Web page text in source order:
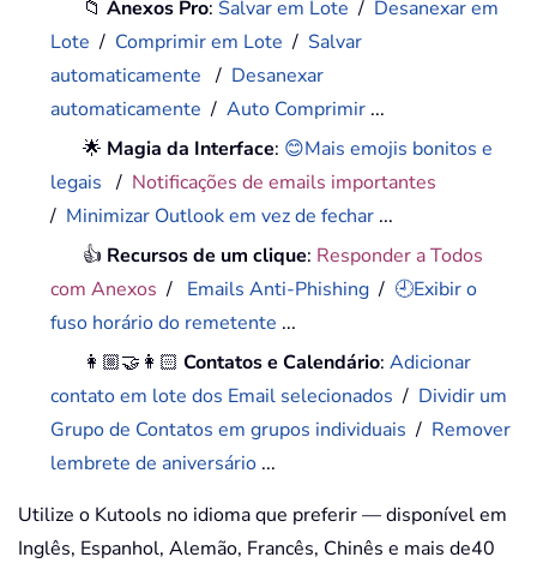
📁Anexos Pro: Salvar em Lote / Desanexar em
Lote / Comprimir em Lote / Salvar
automaticamente / Desanexar
automaticamente /Auto Comprimir ...
🌟 Magia da Interface: 😊Mais emojis bonitos e
legais / Notificações de emails importantes
/ Minimizar Outlook em vez de fechar ...
👍 Recursos de um clique: Responder a Todos
com Anexos / Emails Anti-Phishing / 🕘Exibir o
fuso horário do remetente ...
👩🏼‍🤝‍👩🏻Contatos e Calendário:Adicionar
contato em lote dos Email selecionados / Dividir um
Grupo de Contatos em grupos individuais / Remover
lembrete de aniversário ...
Utilize o Kutools no idioma que preferir — disponível em
Inglês, Espanhol, Alemão, Francês, Chinês e mais de40